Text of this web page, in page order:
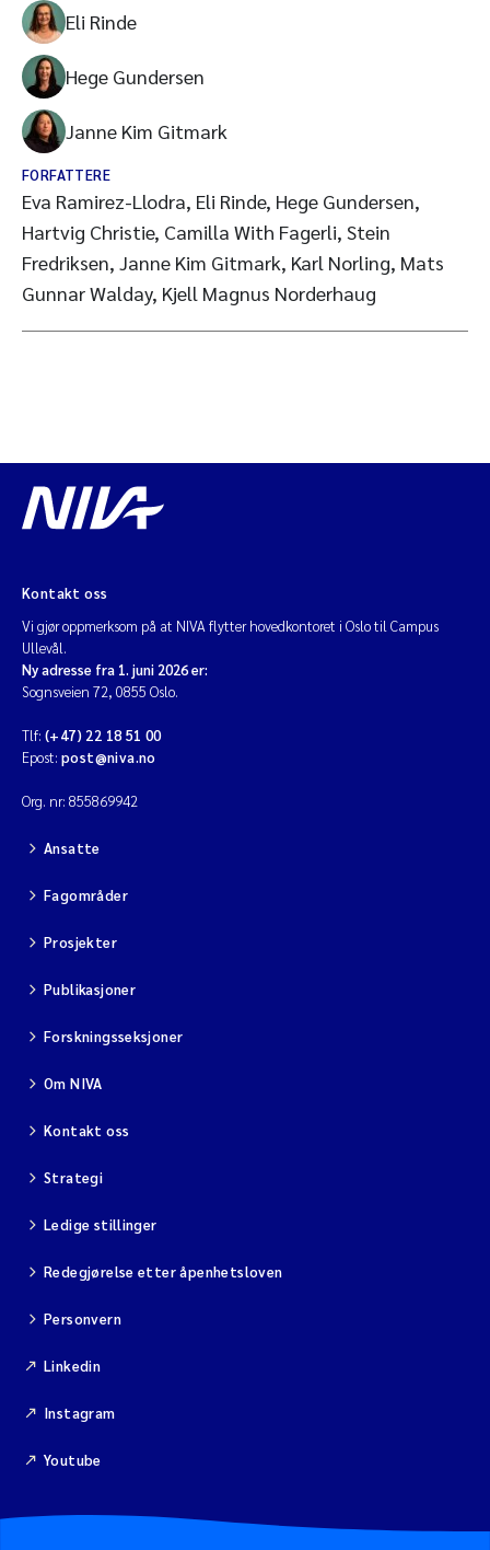
Eli Rinde
Hege Gundersen
Janne Kim Gitmark
FORFATTERE
Eva Ramirez-Llodra, Eli Rinde, Hege Gundersen,
Hartvig Christie, Camilla With Fagerli, Stein
Fredriksen, Janne Kim Gitmark, Karl Norling, Mats
Gunnar Walday, Kjell Magnus Norderhaug
Kontakt oss
Vi gjør oppmerksom på at NIVA flytter hovedkontoret i Oslo til Campus
Ullevål.
Ny adresse fra 1. juni 2026 er:
Sognsveien 72, 0855 Oslo.
Tlf: (+47) 22 18 51 00
Epost: post@niva.no
Org. nr: 855869942
Ansatte
Fagområder
Prosjekter
Publikasjoner
Forskningsseksjoner
Om NIVA
Kontakt oss
Strategi
Ledige stillinger
Redegjørelse etter åpenhetsloven
Personvern
Linkedin
Instagram
Youtube